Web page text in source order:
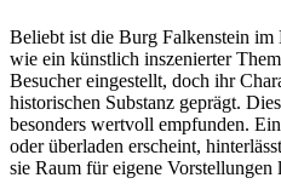
Beliebt ist die Burg Falkenstein
wie ein künstlich inszenierter
Besucher eingestellt, doch ihr
historischen Substanz geprägt.
besonders wertvoll empfunden.
oder überladen erscheint,
sie Raum für eigene Vorstellungen